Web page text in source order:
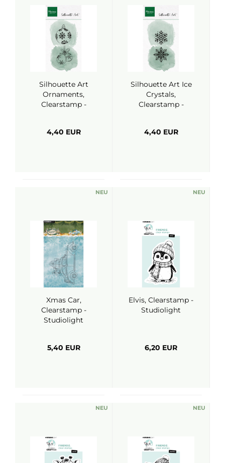
Silhouette Art
Ornaments,
Clearstamp -
4,40 EUR
Silhouette Art Ice
Crystals,
Clearstamp -
4,40 EUR
NEU
Xmas Car,
Clearstamp -
Studiolight
5,40 EUR
NEU
Elvis, Clearstamp -
Studiolight
6,20 EUR
NEU NEU